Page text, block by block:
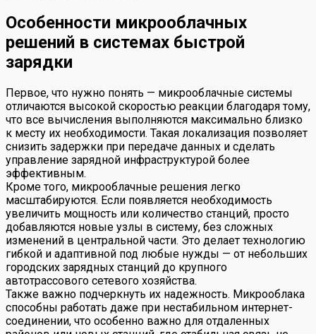
Особенности микрооблачных
решений в системах быстрой
зарядки
Первое, что нужно понять — микрооблачные системы
отличаются высокой скоростью реакции благодаря тому,
что все вычисления выполняются максимально близко
к месту их необходимости. Такая локализация позволяет
снизить задержки при передаче данных и сделать
управление зарядной инфраструктурой более
эффективным.
Кроме того, микрооблачные решения легко
масштабируются. Если появляется необходимость
увеличить мощность или количество станций, просто
добавляются новые узлы в систему, без сложных
изменений в центральной части. Это делает технологию
гибкой и адаптивной под любые нужды — от небольших
городских зарядных станций до крупного
автотрассового сетевого хозяйства.
Также важно подчеркнуть их надежность. Микрооблака
способны работать даже при нестабильном интернет-
соединении, что особенно важно для отдаленных